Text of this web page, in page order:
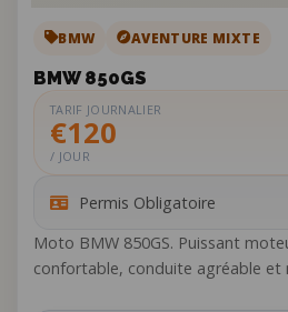
BMW AVENTURE MIXTE
BMW 850GS
TARIF JOURNALIER
€120
/ JOUR
Permis Obligatoire
Moto BMW 850GS. Puissant
confortable, conduite agréable et